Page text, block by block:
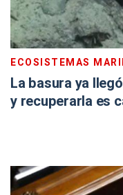
ECOSISTEMAS
La basura ya
y recuperarla es